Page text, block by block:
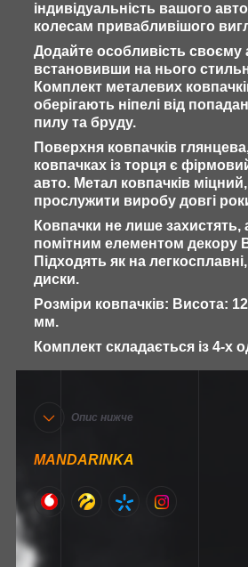
індивідуальність вашого
колесам привабливішого
Додайте особливість своєму
встановивши на нього
Комплект металевих
оберігають ніпелі від
пилу та бруду.
Поверхня ковпачків
ковпачках із торця є
авто. Метал ковпачків
прослужити виробу довгі
Ковпачки не лише захистять,
помітним елементом декору
Підходять як на легкосплавні,
диски.
Розміри ковпачків: Висота:
мм.
Комплект складається із 4-х
Опис нижче
MANDARINKA